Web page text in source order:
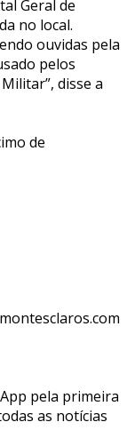
Geral de
no local.
ouvidas pela
pelos
disse a
de
pela primeira
as notícias